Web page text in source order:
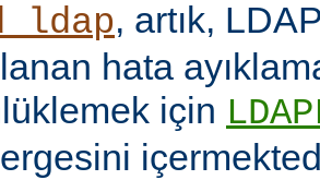
, artık,
hata
için